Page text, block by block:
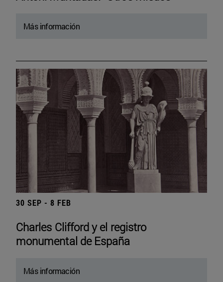
Más información
30 SEP - 8 FEB
Charles Clifford y el registro
monumental de España
Más información